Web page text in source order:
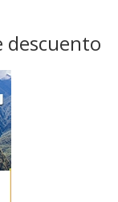
descuento